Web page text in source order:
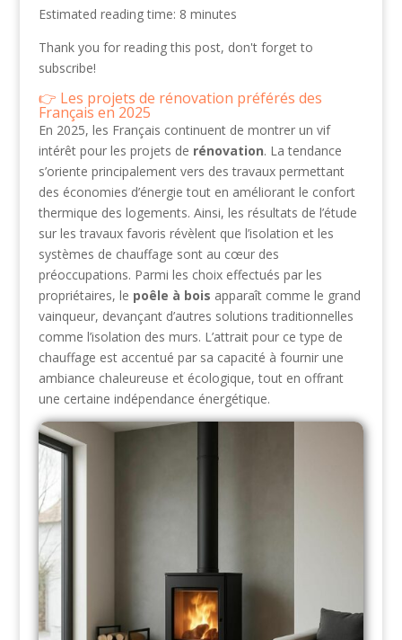
Estimated reading time: 8 minutes
Thank you for reading this post, don't forget to
subscribe!
Les projets de rénovation préférés des
Français en 2025
En 2025, les Français continuent de montrer un vif
intérêt pour les projets de rénovation. La tendance
s’oriente principalement vers des travaux permettant
des économies d’énergie tout en améliorant le confort
thermique des logements. Ainsi, les résultats de l’étude
sur les travaux favoris révèlent que l’isolation et les
systèmes de chauffage sont au cœur des
préoccupations. Parmi les choix effectués par les
propriétaires, le poêle à bois apparaît comme le grand
vainqueur, devançant d’autres solutions traditionnelles
comme l’isolation des murs. L’attrait pour ce type de
chauffage est accentué par sa capacité à fournir une
ambiance chaleureuse et écologique, tout en offrant
une certaine indépendance énergétique.